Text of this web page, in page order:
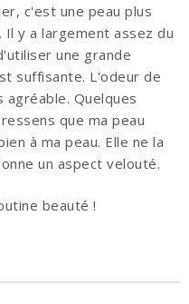
c'est une peau plus
Il y a largement assez du
une grande
suffisante. L'odeur de
Quelques
que ma peau
à ma peau. Elle ne la
un aspect velouté.
beauté !